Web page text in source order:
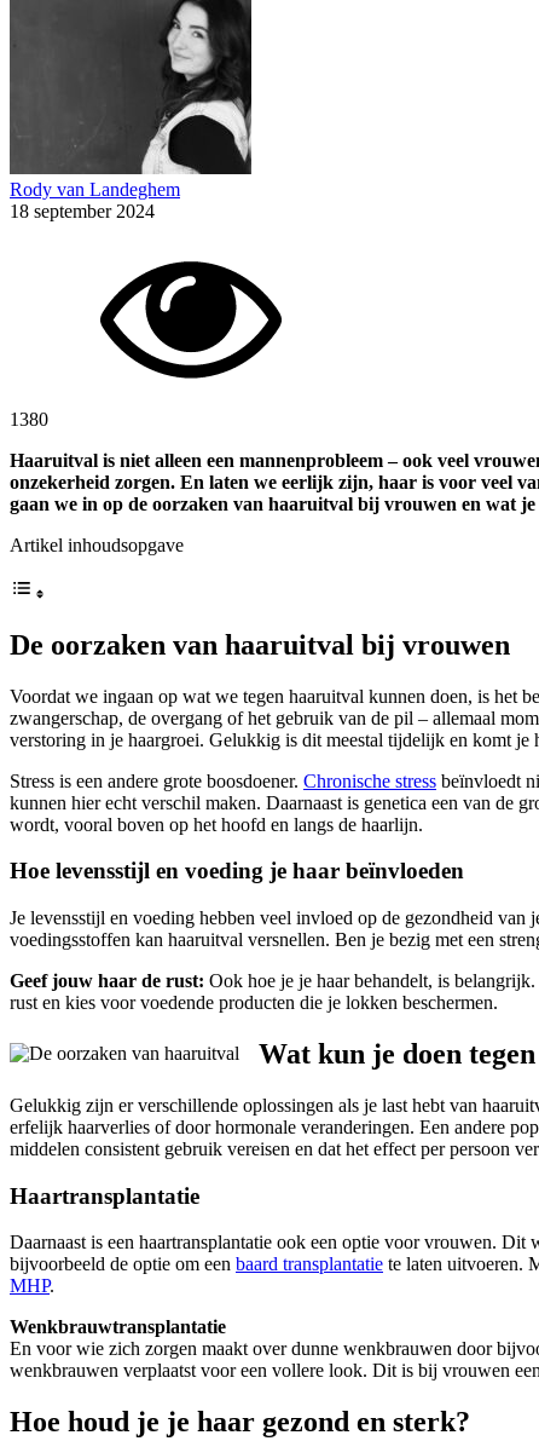
Rody van Landeghem
18 september 2024
1380
Haaruitval is niet alleen een mannenprobleem – ook veel
onzekerheid zorgen. En laten we eerlijk zijn, haar is voor veel
gaan we in op de oorzaken van haaruitval bij vrouwen en wat
Artikel inhoudsopgave
De oorzaken van haaruitval bij vrouwen
Voordat we ingaan op wat we tegen haaruitval kunnen doen, is het
zwangerschap, de overgang of het gebruik van de pil – allemaal
verstoring in je haargroei. Gelukkig is dit meestal tijdelijk en komt je
Stress is een andere grote boosdoener. Chronische stress beïnvloedt
kunnen hier echt verschil maken. Daarnaast is genetica een van de
wordt, vooral boven op het hoofd en langs de haarlijn.
Hoe levensstijl en voeding je haar beïnvloeden
Je levensstijl en voeding hebben veel invloed op de gezondheid van
voedingsstoffen kan haaruitval versnellen. Ben je bezig met een
Geef jouw haar de rust: Ook hoe je je haar behandelt, is belangrijk.
rust en kies voor voedende producten die je lokken beschermen.
Wat kun je doen
Gelukkig zijn er verschillende oplossingen als je last hebt van
erfelijk haarverlies of door hormonale veranderingen. Een andere
middelen consistent gebruik vereisen en dat het effect per persoon
Haartransplantatie
Daarnaast is een haartransplantatie ook een optie voor vrouwen.
bijvoorbeeld de optie om een baard transplantatie te laten uitvoeren.
MHP.
Wenkbrauwtransplantatie
En voor wie zich zorgen maakt over dunne wenkbrauwen door
wenkbrauwen verplaatst voor een vollere look. Dit is bij vrouwen
Hoe houd je je haar gezond en sterk?